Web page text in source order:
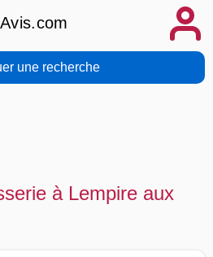
une recherche
à Lempire aux